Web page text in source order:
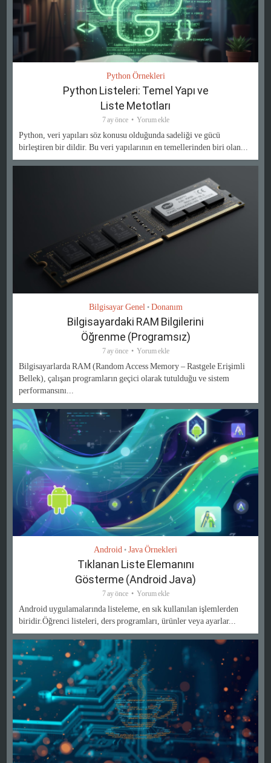
Python Örnekleri
Python Listeleri: Temel Yapı ve
Liste Metotları
7 ay önce Yorum ekle
Python, veri yapıları söz konusu olduğunda sadeliği ve gücü
birleştiren bir dildir. Bu veri yapılarının en temellerinden biri olan...
Bilgisayar Genel • Donanım
Bilgisayardaki RAM Bilgilerini
Öğrenme (Programsız)
7 ay önce Yorum ekle
Bilgisayarlarda RAM (Random Access Memory – Rastgele Erişimli
Bellek), çalışan programların geçici olarak tutulduğu ve sistem
performansını...
Android • Java Örnekleri
Tıklanan Liste Elemanını
Gösterme (Android Java)
7 ay önce Yorum ekle
Android uygulamalarında listeleme, en sık kullanılan işlemlerden
biridir.Öğrenci listeleri, ders programları, ürünler veya ayarlar...